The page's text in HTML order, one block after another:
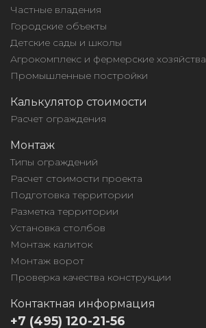
Частные владения
Городские объекты
Детские сады и школы
Агрокомплекс и фермерские хозяйства
Промышленные постройки
Калькулятор стоимости
Расчет ограждения
Монтаж
Типы ограждений
Расчет стоимости проекта
Подготовка территории
Разметка территории
Установка столбов
Монтаж калиток
Монтаж ворот
Проверка качества конструкции
Контактная информация
+7 (495) 120-21-56